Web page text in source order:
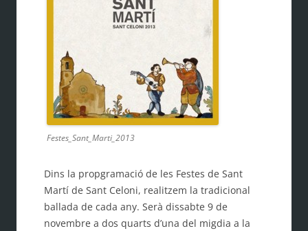
Festes_Sant_Marti_2013
Dins la propgramació de les Festes de Sant
Martí de Sant Celoni, realitzem la tradicional
ballada de cada any. Serà dissabte 9 de
novembre a dos quarts d’una del migdia a la